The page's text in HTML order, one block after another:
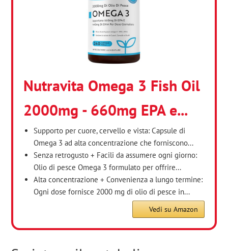
Nutravita Omega 3 Fish Oil
2000mg - 660mg EPA e...
Supporto per cuore, cervello e vista: Capsule di
Omega 3 ad alta concentrazione che forniscono...
Senza retrogusto + Facili da assumere ogni giorno:
Olio di pesce Omega 3 formulato per offrire...
Alta concentrazione + Convenienza a lungo termine:
Ogni dose fornisce 2000 mg di olio di pesce in...
Vedi su Amazon